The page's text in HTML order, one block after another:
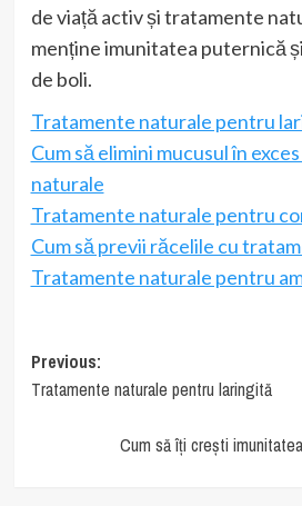
de viață activ și tratamente
menține imunitatea puternică
de boli.
Tratamente naturale pentru
Cum să elimini mucusul în
naturale
Tratamente naturale pentru
Cum să previi răcelile cu
Tratamente naturale pentru
Post
navigation
Previous:
Tratamente naturale pentru laringită
Cum să îți crești